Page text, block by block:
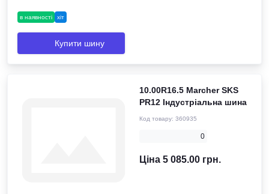
в наявності хіт
Купити шину
10.00R16.5 Marcher SKS
PR12 Індустріальна шина
Код товару: 360935
0
Ціна 5 085.00 грн.